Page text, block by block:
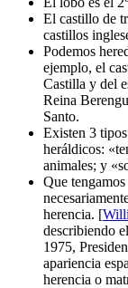
El castillo de
castillos
Podemos
ejemplo, el
Castilla y del
Reina
Santo.
Existen 3
heráldicos: «
animales; y «
Que
herencia. [
describiendo
1975,
apariencia
herencia o